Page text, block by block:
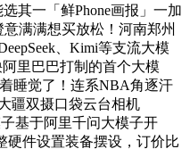
其一「鲜Phone画报」一加
满满想买放松！河南郑州
、Kimi等支流大模
里巴巴打制的首个大模
睡觉了！连系NBA角逐汗
疆双摄口袋云台相机
基于阿里千问大模子开
硬件设置装备摆设，订价比